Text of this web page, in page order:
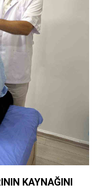
KAYNAĞINI